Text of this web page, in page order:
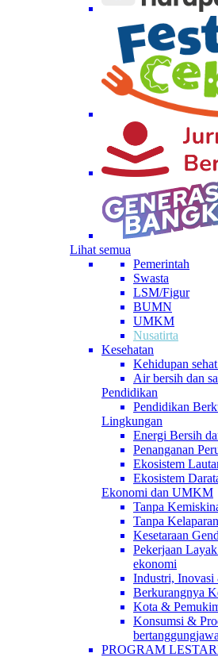
Lihat semua
Pemerintah
Swasta
LSM/Figur
BUMN
UMKM
Nusatirta
Kesehatan
Kehidupan
Air bersih dan
Pendidikan
Pendidikan
Lingkungan
Energi Bersih
Penanganan
Ekosistem
Ekosistem
Ekonomi dan UMKM
Tanpa
Tanpa Kelaparan
Kesetaraan
Pekerjaan
ekonomi
Industri,
Berkurangnya
Kota &
Konsumsi &
PROGRAM